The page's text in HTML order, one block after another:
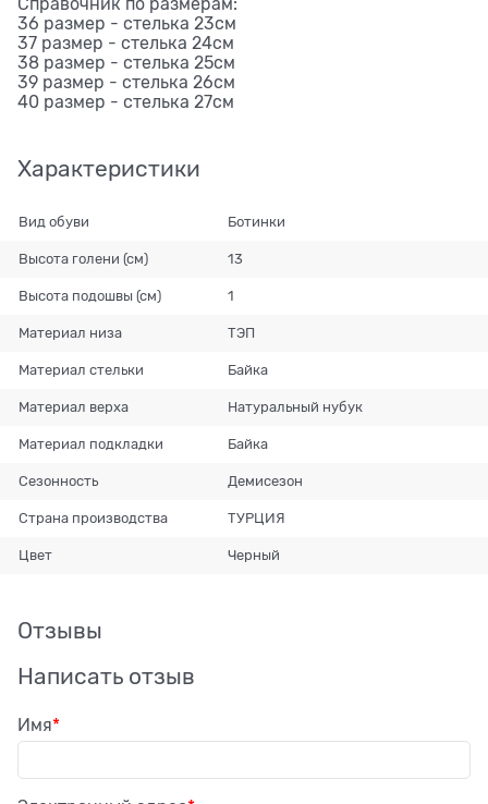
Справочник по размерам:
36 размер - стелька 23см
37 размер - стелька 24см
38 размер - стелька 25см
39 размер - стелька 26см
40 размер - стелька 27см
Характеристики
Вид обуви Ботинки
Высота голени (см) 13
Высота подошвы (см) 1
Материал низа ТЭП
Материал стельки Байка
Материал верха Натуральный нубук
Материал подкладки Байка
Сезонность Демисезон
Страна производства ТУРЦИЯ
Цвет Черный
Отзывы
Написать отзыв
Имя